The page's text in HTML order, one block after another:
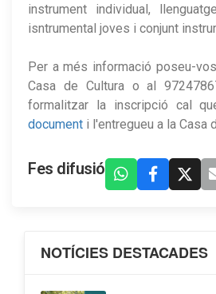
instrument individual,
isntrumental joves i conjunt
Per a més informació poseu-
Casa de Cultura o al
formalitzar la inscripció cal
document i l'entregueu a la Casa
Fes difusió
NOTÍCIES DESTACADES